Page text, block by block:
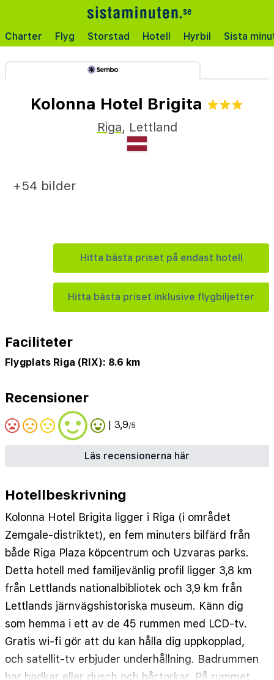
Charter Flyg Storstad Hotell Hyrbil Sista
Kolonna Hotel Brigita
Riga, Lettland
Hitta bästa priset på endast hotell
Hitta bästa priset inklusive flygbiljetter
+54 bilder
Faciliteter
Flygplats Riga (RIX): 8.6 km
Recensioner
| 3,9/5
Läs recensionerna här
Hotellbeskrivning
Kolonna Hotel Brigita ligger i Riga (i området
Zemgale-distriktet), en fem minuters bilfärd från
både Riga Plaza köpcentrum och Uzvaras parks.
Detta hotell med familjevänlig profil ligger 3,8 km
från Lettlands nationalbibliotek och 3,9 km från
Lettlands järnvägshistoriska museum. Känn dig
som hemma i ett av de 45 rummen med LCD-tv.
Gratis wi-fi gör att du kan hålla dig uppkopplad,
och satellit-tv erbjuder underhållning. Badrummen
har badkar eller dusch och hårtorkar. På rummet